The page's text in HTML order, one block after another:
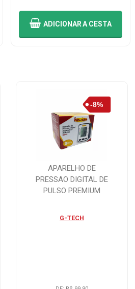
ADICIONARA CESTA
APARELHO DE
PRESSAO DIGITAL DE
PULSO PREMIUM
G-TECH